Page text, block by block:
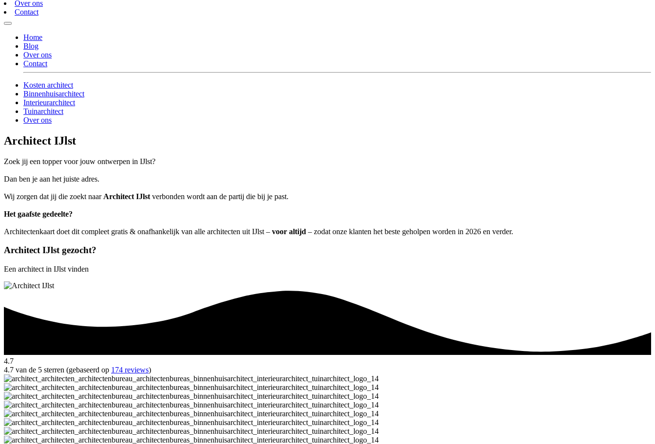
Over ons
Contact
Home
Blog
Over ons
Contact
Kosten architect
Binnenhuisarchitect
Interieurarchitect
Tuinarchitect
Over ons
Architect IJlst
Zoek jij een topper voor jouw ontwerpen in IJlst?
Dan ben je aan het juiste adres.
Wij zorgen dat jij die zoekt naar Architect IJlst verbonden wordt aan de partij die bij je past.
Het gaafste gedeelte?
Architectenkaart doet dit compleet gratis & onafhankelijk van alle architecten uit IJlst – voor altijd – zodat onze klanten het beste geholpen worden in 2026 en verder.
Architect IJlst gezocht?
Een architect in IJlst vinden
4.7
4.7 van de 5 sterren (gebaseerd op 174 reviews)